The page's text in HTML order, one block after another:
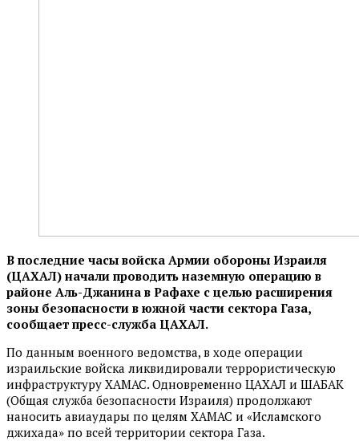
В последние часы войска Армии обороны Израиля
(ЦАХАЛ) начали проводить наземную операцию в
районе Аль-Джанина в Рафахе с целью расширения
зоны безопасности в южной части сектора Газа,
сообщает пресс-служба ЦАХАЛ.
По данным военного ведомства, в ходе операции
израильские войска ликвидировали террористическую
инфраструктуру ХАМАС. Одновременно ЦАХАЛ и ШАБАК
(Общая служба безопасности Израиля) продолжают
наносить авиаудары по целям ХАМАС и «Исламского
джихада» по всей территории сектора Газа.